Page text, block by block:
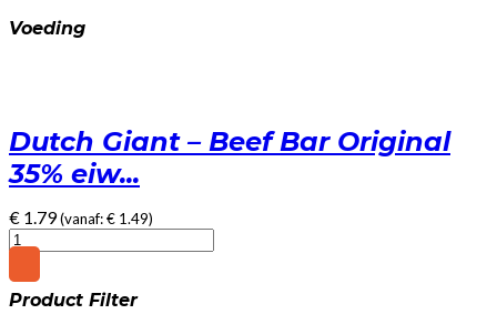
Voeding
Dutch Giant – Beef Bar Original
35% eiw...
€ 1.79(vanaf:€ 1.49)
Dutch
Giant
-
Beef
Product Filter